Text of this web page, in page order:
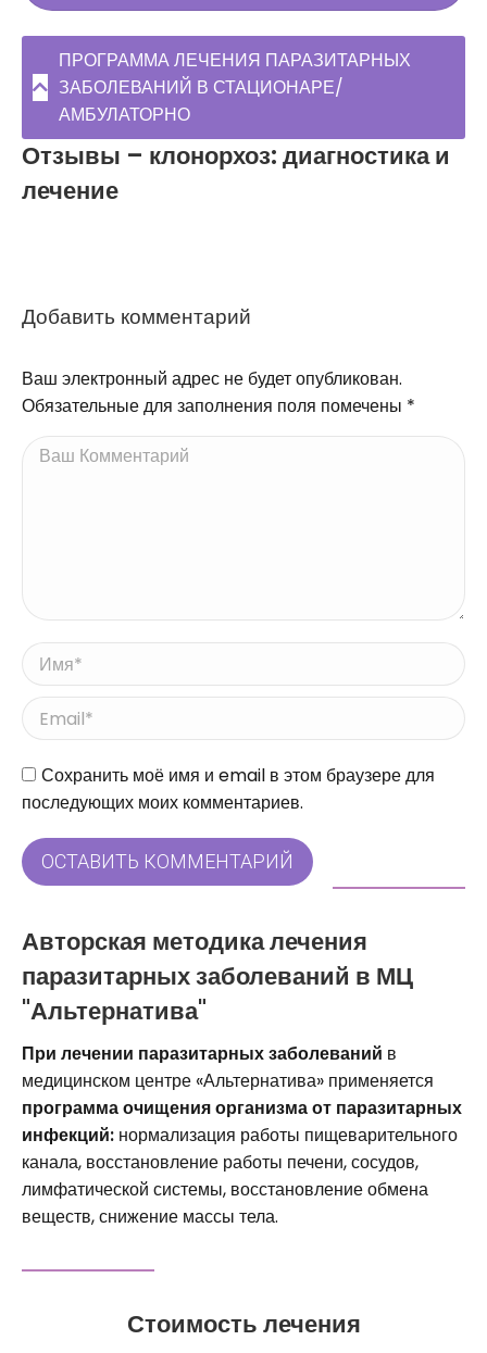
ПРОГРАММА ЛЕЧЕНИЯ ПАРАЗИТАРНЫХ
ЗАБОЛЕВАНИЙ В СТАЦИОНАРЕ/
АМБУЛАТОРНО
Отзывы – клонорхоз: диагностика и
лечение
Добавить комментарий
Ваш электронный адрес не будет опубликован.
Обязательные для заполнения поля помечены *
Ваш Комментарий
Имя *
Email *
СайтСохранить моё имя и email в этом браузере для
последующих моих комментариев.
ОСТАВИТЬ КОММЕНТАРИЙ
Авторская методика лечения
паразитарных заболеваний в МЦ
"Альтернатива"
При лечении паразитарных заболеваний в
медицинском центре «Альтернатива» применяется
программа очищения организма от паразитарных
инфекций: нормализация работы пищеварительного
канала, восстановление работы печени, сосудов,
лимфатической системы, восстановление обмена
веществ, снижение массы тела.
Стоимость лечения